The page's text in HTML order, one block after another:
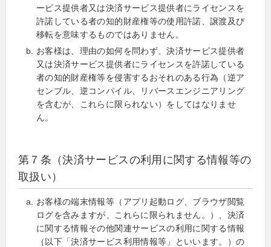
ービス提供者又は決済サービス提供者にライセンスを
許諾している者の知的財産権等の使用許諾、譲渡及び
移転を意味するものではありません。
お客様は、理由の如何を問わず、決済サービス提供者
又は決済サービス提供者にライセンスを許諾している
者の知的財産権等を侵害するおそれのある行為（逆ア
センブル、逆コンパイル、リバースエンジニアリング
を含むが、これらに限られない）をしてはなりませ
ん。
第７条（決済サービスの利用に関する情報等の
取扱い）
お客様の端末情報等（アプリ起動ログ、ブラウザ閲覧
ログを含みますが、これらに限られません。）、決済
に関する情報その他関連サービスの利用に関する情報
（以下「決済サービス利用情報等」といいます。）の